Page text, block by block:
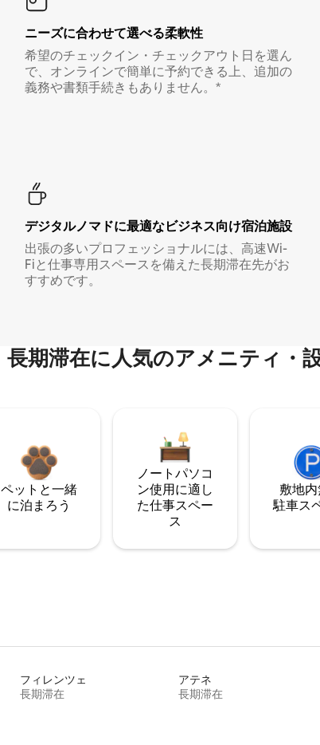
ニーズに合わせて選べる柔軟性
希望のチェックイン・チェックアウト日を選ん
で、オンラインで簡単に予約できる上、追加の
義務や書類手続きもありません。*
デジタルノマド⁠に最⁠適⁠なビ⁠ジ⁠ネ⁠ス⁠向⁠け宿⁠泊⁠施⁠設
出張の多いプロフェッショナルには、高速Wi-
Fiと仕事専用スペースを備えた長期滞在先がお
すすめです。
長期滞在に人気のアメニティ・
ペットと一緒
に泊まろう
ノートパソコ
ン使用に適し
た仕事スペー
ス
敷地
駐⁠車ス⁠
フィレンツェ
長期滞在
アテネ
長期滞在